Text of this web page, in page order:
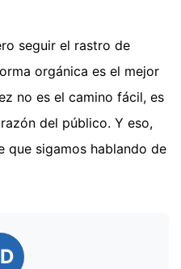
seguir el rastro de
orgánica es el mejor
no es el camino fácil, es
del público. Y eso,
que sigamos hablando de